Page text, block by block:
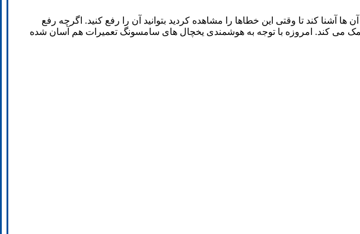
ها آشنا کند تا وقتی این خطاها را مشاهده کردید بتوانید آن را رفع کنید. اگرچه رفع
می کند. امروزه با توجه به هوشمندی یخچال های سامسونگ تعمیرات هم آسان شده